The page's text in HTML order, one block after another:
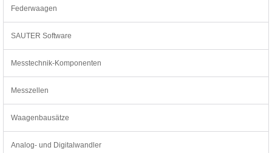
Federwaagen
SAUTER Software
Messtechnik-Komponenten
Messzellen
Waagenbausätze
Analog- und Digitalwandler